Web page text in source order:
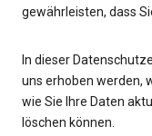
gewährleisten, dass
In dieser
uns erhoben werden,
wie Sie Ihre Daten
löschen können.